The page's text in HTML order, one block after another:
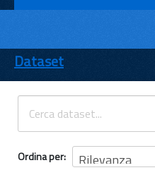
ENTI
TEMI
INFORMAZIONI
Dataset
Ordina per